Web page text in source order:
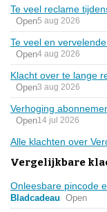
Te veel reclame
Open5 aug 2026
Te veel en
Open4 aug 2026
Klacht over te lange
Open3 aug 2026
Verhoging
Open14 jul 2026
Alle klachten over
Vergelijkbare
Onleesbare pincode
Bladcadeau Open